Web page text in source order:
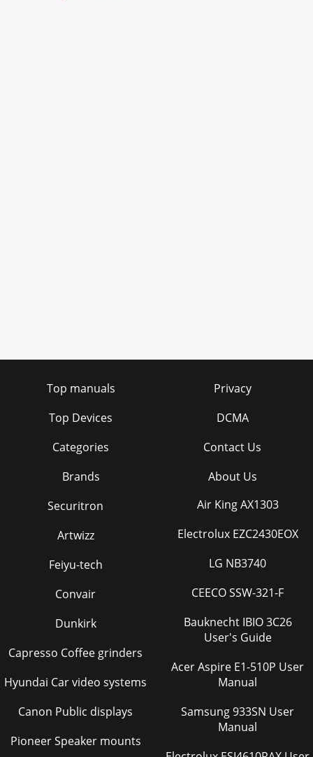
Top manuals
Top Devices
Categories
Brands
Privacy
DCMA
Contact Us
About Us
Securitron
Artwizz
Feiyu-tech
Convair
Dunkirk
Capresso Coffee grinders
Hyundai Car video systems
Canon Public displays
Pioneer Speaker mounts
Air King AX1303
Electrolux EZC2430EOX
LG NB3740
CEECO SSW-321-F
Bauknecht IBIO 3C26
User's Guide
Acer Aspire E1-510P User
Manual
Samsung 933SN User
Manual